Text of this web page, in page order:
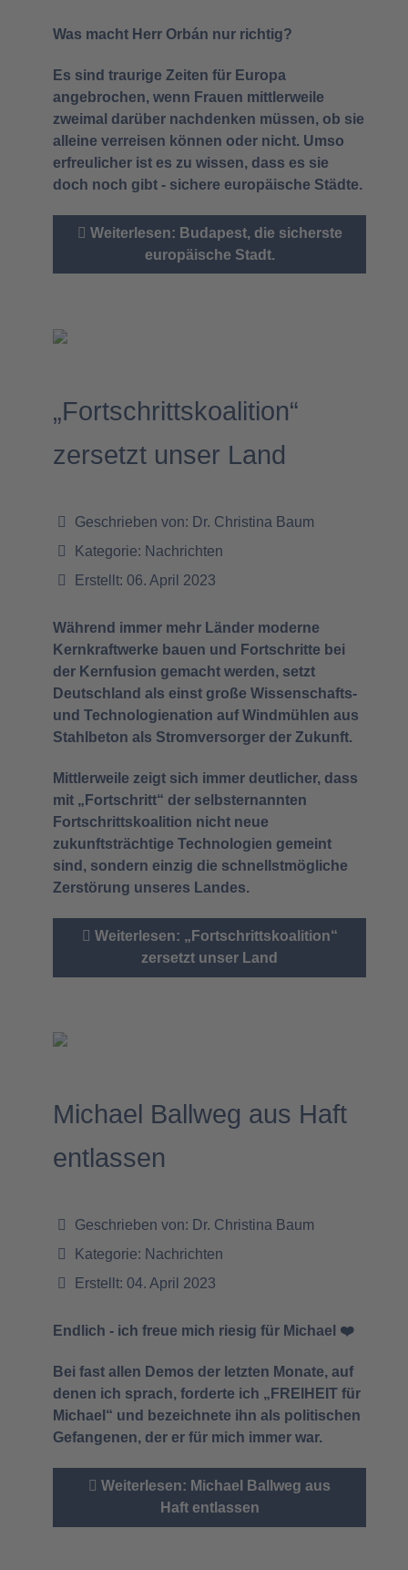
Was macht Herr Orbán nur richtig?
Es sind traurige Zeiten für Europa
angebrochen, wenn Frauen mittlerweile
zweimal darüber nachdenken müssen, ob sie
alleine verreisen können oder nicht. Umso
erfreulicher ist es zu wissen, dass es sie
doch noch gibt - sichere europäische Städte.
Weiterlesen: Budapest, die sicherste
europäische Stadt.
„Fortschrittskoalition“
zersetzt unser Land
Geschrieben von: Dr. Christina Baum
Kategorie: Nachrichten
Erstellt: 06. April 2023
Während immer mehr Länder moderne
Kernkraftwerke bauen und Fortschritte bei
der Kernfusion gemacht werden, setzt
Deutschland als einst große Wissenschafts-
und Technologienation auf Windmühlen aus
Stahlbeton als Stromversorger der Zukunft.
Mittlerweile zeigt sich immer deutlicher, dass
mit „Fortschritt“ der selbsternannten
Fortschrittskoalition nicht neue
zukunftsträchtige Technologien gemeint
sind, sondern einzig die schnellstmögliche
Zerstörung unseres Landes.
Weiterlesen: „Fortschrittskoalition“
zersetzt unser Land
Michael Ballweg aus Haft
entlassen
Geschrieben von: Dr. Christina Baum
Kategorie: Nachrichten
Erstellt: 04. April 2023
Endlich - ich freue mich riesig für Michael ❤️
Bei fast allen Demos der letzten Monate, auf
denen ich sprach, forderte ich „FREIHEIT für
Michael“ und bezeichnete ihn als politischen
Gefangenen, der er für mich immer war.
Weiterlesen: Michael Ballweg aus
Haft entlassen